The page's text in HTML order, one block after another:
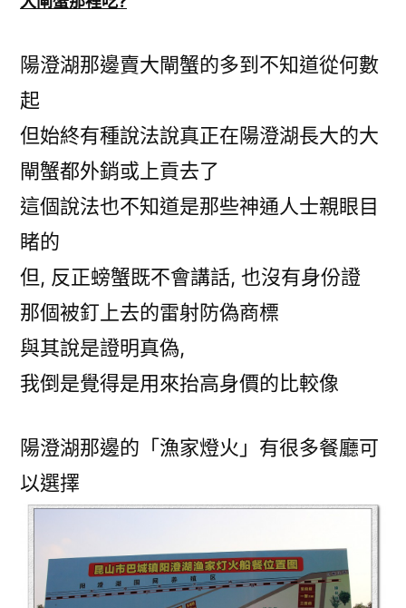
陽澄湖那邊賣大閘蟹的多到不知道從何數
起
但始終有種說法說真正在陽澄湖長大的大
閘蟹都外銷或上貢去了
這個說法也不知道是那些神通人士親眼目
睹的
但, 反正螃蟹既不會講話, 也沒有身份證
那個被釘上去的雷射防偽商標
與其說是證明真偽,
我倒是覺得是用來抬高身價的比較像
陽澄湖那邊的「漁家燈火」有很多餐廳可
以選擇